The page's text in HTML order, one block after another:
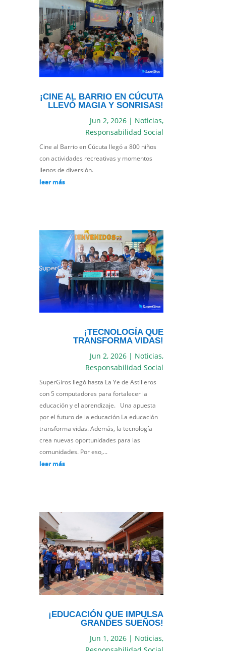
¡CINE AL BARRIO EN CÚCUTA
LLEVÓ MAGIA Y SONRISAS!
Jun 2, 2026| Noticias,
Responsabilidad Social
Cine al Barrio en Cúcuta llegó a 800 niños
con actividades recreativas y momentos
llenos de diversión.
leer más
¡TECNOLOGÍA QUE
TRANSFORMA VIDAS!
Jun 2, 2026| Noticias,
Responsabilidad Social
SuperGiros llegó hasta La Ye de Astilleros
con 5 computadores para fortalecer la
educación y el aprendizaje. Una apuesta
por el futuro de la educación La educación
transforma vidas. Además, la tecnología
crea nuevas oportunidades para las
comunidades. Por eso,...
leer más
¡EDUCACIÓN QUE IMPULSA
GRANDES SUEÑOS!
Jun 1, 2026| Noticias,